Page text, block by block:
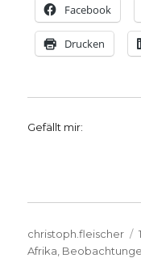
Facebook
Drucken
Gefällt mir:
Autor
christoph.fleischer
Afrika